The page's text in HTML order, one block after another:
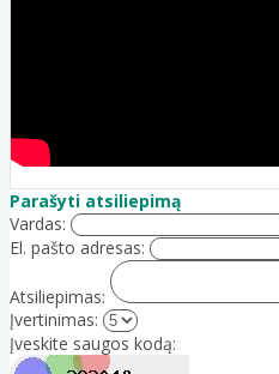
Parašyti atsiliepimą
Vardas:
El. pašto adresas:
Atsiliepimas:
Įvertinimas:
Įveskite saugos kodą: